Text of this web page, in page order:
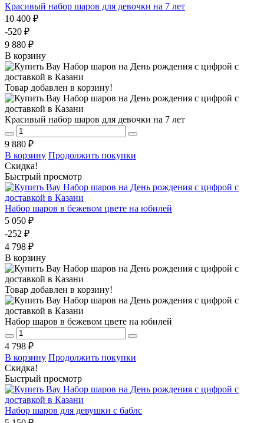
Красивый набор шаров для девочки на 7 лет
10 400 ₽
-520 ₽
9 880 ₽
В корзину
Товар добавлен в корзину!
Красивый набор шаров для девочки на 7 лет
9 880 ₽
В корзину Продолжить покупки
Скидка!
Быстрый просмотр
Набор шаров в бежевом цвете на юбилей
5 050 ₽
-252 ₽
4 798 ₽
В корзину
Товар добавлен в корзину!
Набор шаров в бежевом цвете на юбилей
4 798 ₽
В корзину Продолжить покупки
Скидка!
Быстрый просмотр
Набор шаров для девушки с баблс